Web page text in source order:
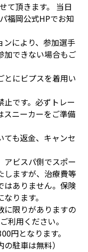
て頂きます。 当日
福岡公式HPでお知
ンにより、参加選手
加できない場合もご
とにビプスを着用い
止です。必ずトレー
スニーカーをご準備
ても返金、キャンセ
アビスパ側でスポー
しますが、治療費等
はありません。保険
ります。
に限りがありますの
利用ください。
円となります。
の駐車は無料）